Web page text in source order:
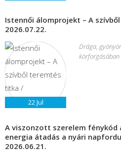
Istennői álomprojekt – A
2026.07.22.
22Jul
Drága,
körforgásában
A viszonzott szerelem fénykód
energia átadás a nyári
2026.06.21.